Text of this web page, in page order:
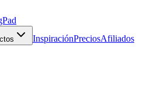
InspiraciónPreciosAfiliados